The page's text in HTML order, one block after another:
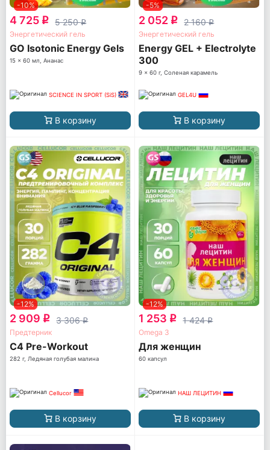
-10%
4 725 q 5 250q
Энергетический гель
GO Isotonic Energy Gels
15 x 60 мл, Ананас
SCIENCE IN SPORT (SiS)
В корзину
-5%
2 052 q 2 160q
Энергетический гель
Energy GEL + Electrolyte
300
9 x 60 г, Соленая карамель
GEL4U
В корзину
-12%
2 909 q 3 306q
Предтерник
C4 Pre-Workout
282 г, Ледяная голубая малина
Cellucor
В корзину
-12%
1 253 q 1 424q
Omega 3
Для женщин
60 капсул
НАШ ЛЕЦИТИН
В корзину